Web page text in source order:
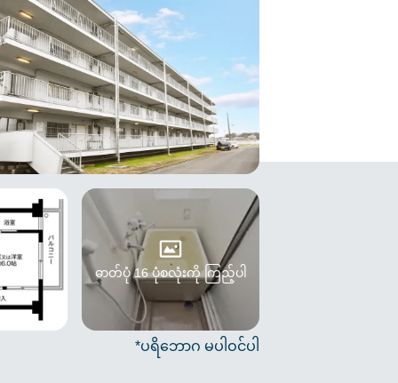
ဓာတ်ပုံ 16 ပုံစလုံးကို ကြည့်ပါ
*ပရိဘောဂ မပါဝင်ပါ